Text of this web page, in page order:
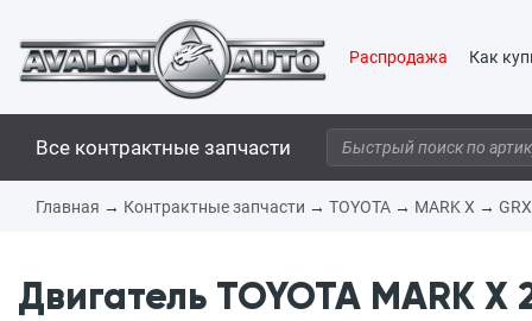
Распродажа Как
Все контрактные запчасти
Главная → Контрактные запчасти → TOYOTA → MARK X →
Двигатель TOYOTA MARK X